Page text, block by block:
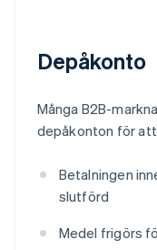
Depåkonto
Många B2B-
depåkonton för
Betalningen
slutförd
Medel frigörs